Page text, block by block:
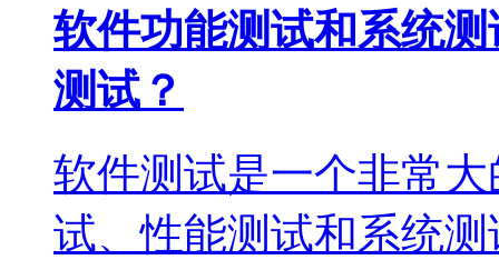
软件功能测试和系统
测试？
软件测试是一个非常
试、性能测试和系统